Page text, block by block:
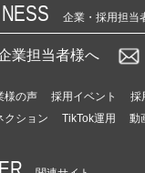
企業・採用担当
業担当者様へ
様の声 採用イベント 採
クション
TikTok運用 動